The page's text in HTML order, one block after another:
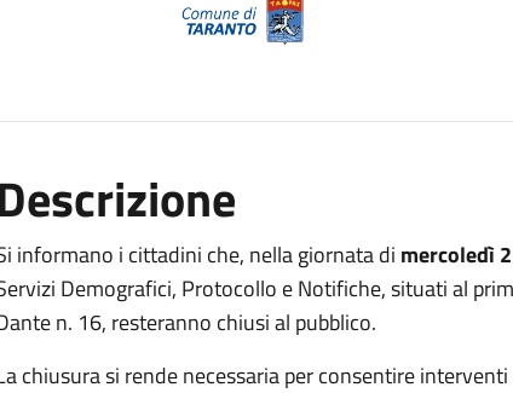
Descrizione
informano i cittadini che, nella giornata di mercoledì
Demografici, Protocollo e Notifiche, situati al
n. 16, resteranno chiusi al pubblico.
chiusura si rende necessaria per consentire